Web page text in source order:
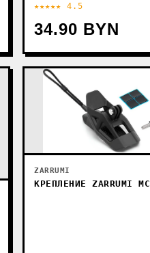
★★★★★ 4.5
34.90 BYN
ZARRUMI
КРЕПЛЕНИЕ ZARRUMI MC